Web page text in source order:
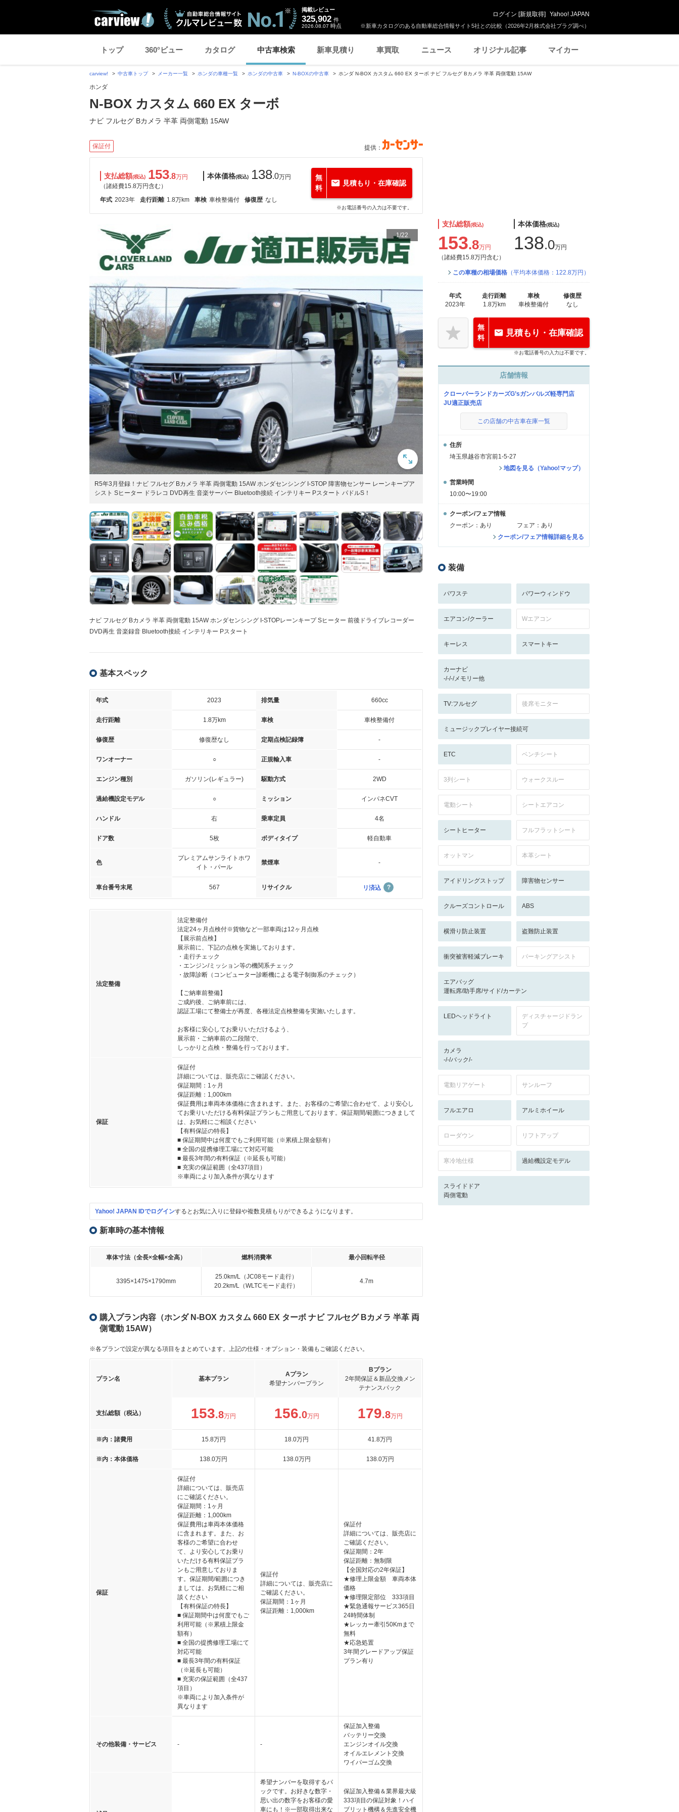
※新車カタログのある自動車総合情報サイト5社との比較（2026年2月株式会社プラグ調べ）
掲載レビュー
325,902 件
2026.08.07 時点
ログイン [新規取得] Yahoo! JAPAN
トップ 360°ビュー カタログ 中古車検索 新車見積り 車買取 ニュース オリジナル記事 マイカー
carview! 中古車トップ メーカー一覧 ホンダの車種一覧 ホンダの中古車 N-BOXの中古車 ホンダ N-BOX カスタム 660 EX ターボ ナビ フルセグ Bカメラ 半革 両側電動 15AW
ホンダ
N-BOX カスタム 660 EX ターボ
ナビ フルセグ Bカメラ 半革 両側電動 15AW
保証付 提供：
支払総額(税込) 153.8万円
（諸経費15.8万円含む）
本体価格(税込) 138.0万円
年式 2023年 走行距離 1.8万km 車検 車検整備付 修復歴 なし
無
料
見積もり・在庫確認
※お電話番号の入力は不要です。
1/22
R5年3月登録！ナビ フルセグ Bカメラ 半革 両側電動 15AW ホンダセンシング I-STOP 障害物センサー レーンキープア
シスト Sヒーター ドラレコ DVD再生 音楽サーバー Bluetooth接続 インテリキー Pスタート パドルS！
ナビ フルセグ Bカメラ 半革 両側電動 15AW ホンダセンシング I-STOPレーンキープ Sヒーター 前後ドライブレコーダー
DVD再生 音楽録音 Bluetooth接続 インテリキー Pスタート
基本スペック
年式 2023 排気量 660cc
走行距離 1.8万km 車検 車検整備付
修復歴 修復歴なし 定期点検記録簿 -
ワンオーナー ○ 正規輸入車 -
エンジン種別 ガソリン(レギュラー) 駆動方式 2WD
過給機設定モデル ○ ミッション インパネCVT
ハンドル 右 乗車定員 4名
ドア数 5枚 ボディタイプ 軽自動車
色
プレミアムサンライトホワ
イト・パール
禁煙車 -
車台番号末尾 567 リサイクル リ済込
法定整備
法定整備付
法定24ヶ月点検付※貨物など一部車両は12ヶ月点検
【展示前点検】
展示前に、下記の点検を実施しております。
・走行チェック
・エンジン/ミッション等の機関系チェック
・故障診断（コンピューター診断機による電子制御系のチェック）
【ご納車前整備】
ご成約後、ご納車前には、
認証工場にて整備士が再度、各種法定点検整備を実施いたします。
お客様に安心してお乗りいただけるよう、
展示前・ご納車前の二段階で、
しっかりと点検・整備を行っております。
保証
保証付
詳細については、販売店にご確認ください。
保証期間：1ヶ月
保証距離：1,000km
保証費用は車両本体価格に含まれます。また、お客様のご希望に合わせて、より安心し
てお乗りいただける有料保証プランもご用意しております。保証期間/範囲につきまして
は、お気軽にご相談ください
【有料保証の特長】
■ 保証期間中は何度でもご利用可能（※累積上限金額有）
■ 全国の提携修理工場にて対応可能
■ 最長3年間の有料保証（※延長も可能）
■ 充実の保証範囲（全437項目）
※車両により加入条件が異なります
Yahoo! JAPAN IDでログインするとお気に入りに登録や複数見積もりができるようになります。
新車時の基本情報
車体寸法（全長×全幅×全高） 燃料消費率 最小回転半径
3395×1475×1790mm
25.0km/L（JC08モード走行）
20.2km/L（WLTCモード走行）
4.7m
購入プラン内容（ホンダ N-BOX カスタム 660 EX ターボ ナビ フルセグ Bカメラ 半革 両
側電動 15AW）
※各プランで設定が異なる項目をまとめています。上記の仕様・オプション・装備もご確認ください。
プラン名 基本プラン
Aプラン
希望ナンバープラン
Bプラン
2年間保証＆新品交換メン
テナンスパック
支払総額（税込） 153.8万円 156.0万円 179.8万円
※内：諸費用 15.8万円 18.0万円 41.8万円
※内：本体価格 138.0万円 138.0万円 138.0万円
保証
保証付
詳細については、販売店
にご確認ください。
保証期間：1ヶ月
保証距離：1,000km
保証費用は車両本体価格
に含まれます。また、お
客様のご希望に合わせ
て、より安心してお乗り
いただける有料保証プラ
ンもご用意しておりま
す。保証期間/範囲につき
ましては、お気軽にご相
談ください
【有料保証の特長】
■ 保証期間中は何度でもご
利用可能（※累積上限金
額有）
■ 全国の提携修理工場にて
対応可能
■ 最長3年間の有料保証
（※延長も可能）
■ 充実の保証範囲（全437
項目）
※車両により加入条件が
異なります
保証付
詳細については、販売店に
ご確認ください。
保証期間：1ヶ月
保証距離：1,000km
保証付
詳細については、販売店に
ご確認ください。
保証期間：2年
保証距離：無制限
【全国対応の2年保証】
★修理上限金額 車両本体
価格
★修理限定部位 333項目
★緊急通報サービス365日
24時間体制
★レッカー牽引50Kmまで
無料
★応急処置
3年間グレードアップ保証
プラン有り
その他装備・サービス - -
保証加入整備
バッテリー交換
エンジンオイル交換
オイルエレメント交換
ワイパーゴム交換
希望ナンバーを取得するパ
ックです。お好きな数字・
思い出の数字をお客様の愛
車にも！※一部取得出来な
保証加入整備＆業界最大級
333項目の保証対象！ハイ
ブリット機構＆先進安全機
支払総額(税込)
153.8万円
（諸経費15.8万円含む）
本体価格(税込)
138.0万円
この車種の相場価格 （平均本体価格：122.8万円）
年式
2023年
走行距離
1.8万km
車検
車検整備付
修復歴
なし
無
料
見積もり・在庫確認
※お電話番号の入力は不要です。
店舗情報
クローバーランドカーズG’sガンバルズ軽専門店
JU適正販売店
この店舗の中古車在庫一覧
住所
埼玉県越谷市宮前1-5-27
地図を見る（Yahoo!マップ）
営業時間
10:00〜19:00
クーポン/フェア情報
クーポン：あり
フェア：あり
クーポン/フェア情報詳細を見る
装備
パワステ パワーウィンドウ
エアコン/クーラー Wエアコン
キーレス スマートキー
カーナビ
-/-/-/メモリー他
TV:フルセグ 後席モニター
ミュージックプレイヤー接続可
ETC ベンチシート
3列シート ウォークスルー
電動シート シートエアコン
シートヒーター フルフラットシート
オットマン 本革シート
アイドリングストップ 障害物センサー
クルーズコントロール ABS
横滑り防止装置 盗難防止装置
衝突被害軽減ブレーキ パーキングアシスト
エアバッグ
運転席/助手席/サイド/カーテン
LEDヘッドライト
ディスチャージドラン
プ
カメラ
-/-/バック/-
電動リアゲート サンルーフ
フルエアロ アルミホイール
ローダウン リフトアップ
寒冷地仕様 過給機設定モデル
スライドドア
両側電動